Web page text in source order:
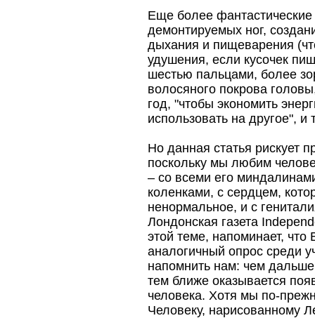
Еще более
демонтируемых ног,
дыхания и пищеварения
удушения, если кусочек
шестью пальцами, более
волосяного покрова
год, "чтобы экономить
использовать на другое", и
Но данная статья рискует
поскольку мы любим
– со всеми его
коленками, с сердцем,
ненормальное, и с
Лондонская газета
этой теме, напоминает,
аналогичный опрос среди
напомнить нам: чем дальше
тем ближе оказывается
человека. Хотя мы по-
Человеку, нарисованному